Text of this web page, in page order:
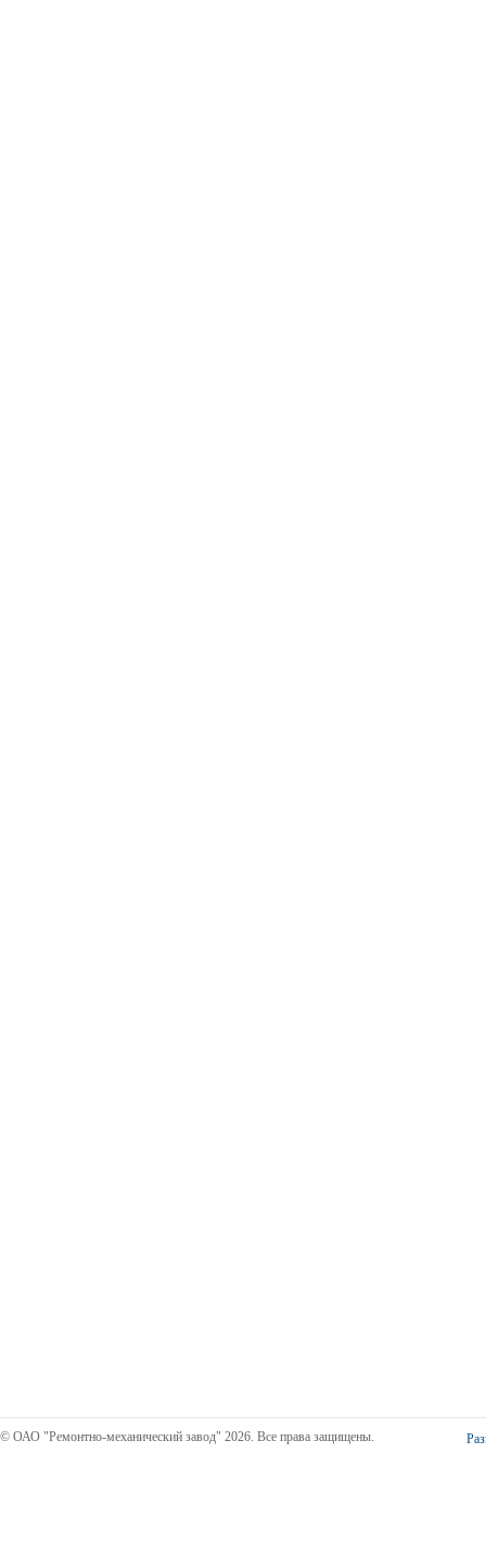
© ОАО "Ремонтно-механический завод" 2026. Все права защищены.